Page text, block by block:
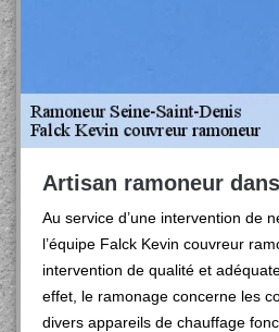
Artisan ramoneur
Au service d’une intervention de
l’équipe Falck Kevin couvreur
intervention de qualité et
effet, le ramonage concerne les
divers appareils de chauffage